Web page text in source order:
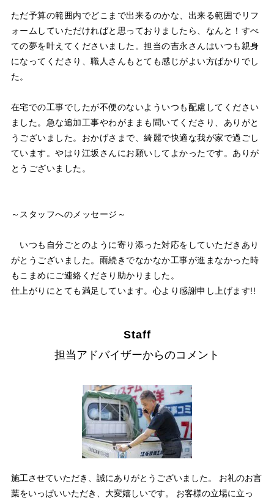
ただ予算の範囲内でどこまで出来るのかな、出来る範囲でリフ
ォームしていただければと思っておりましたら、なんと！すべ
ての夢を叶えてくださいました。担当の吉永さんはいつも親身
になってくださり、職人さんもとても感じがよい方ばかりでし
た。
在宅での工事でしたが不便のないよういつも配慮してください
ました。急な追加工事やわがままも聞いてくださり、ありがと
うございました。おかげさまで、綺麗で快適な我が家で過ごし
ています。やはり江坂さんにお願いしてよかったです。ありが
とうございました。
～スタッフへのメッセージ～
いつも自分ごとのように寄り添った対応をしていただきあり
がとうございました。雨続きでなかなか工事が進まなかった時
もこまめにご連絡くださり助かりました。
仕上がりにとても満足しています。心より感謝申し上げます!!
Staff
担当アドバイザーからのコメント
施工させていただき、誠にありがとうございました。 お礼のお言
葉をいっぱいいただき、大変嬉しいです。 お客様の立場に立っ